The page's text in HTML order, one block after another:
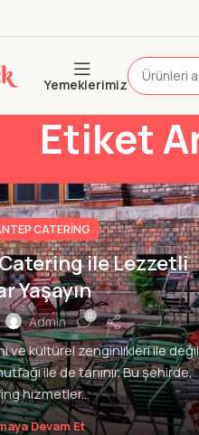
Yemeklerimiz
Etiket
CATERING
ile Lezzetli
Yaşayın
Admin 0
ve kültürel zenginlikleri ile
ile de tanınır. Bu şehirde,
hizmetler...
Devam Et